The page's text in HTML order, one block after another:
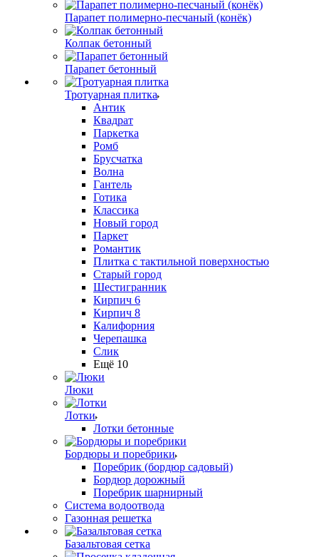
Парапет полимерно-песчаный (конёк)
Колпак бетонный
Парапет бетонный
Тротуарная плитка
Антик
Квадрат
Паркетка
Ромб
Брусчатка
Волна
Гантель
Готика
Классика
Новый город
Паркет
Романтик
Плитка с тактильной поверхностью
Старый город
Шестигранник
Кирпич 6
Кирпич 8
Калифорния
Черепашка
Слик
Ещё 10
Люки
Лотки
Лотки бетонные
Бордюры и поребрики
Поребрик (бордюр садовый)
Бордюр дорожный
Поребрик шарнирный
Система водоотвода
Газонная решетка
Базальтовая сетка